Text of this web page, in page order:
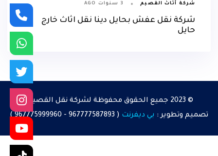
شركة أثاث القصيم 3 سنوات AGO
شركة نقل عفش بحايل دينا نقل اثاث خارج
حايل
© 2023 جميع الحقوق محفوظة لشركة نقل القصيم.
تصميم وتطوير : بي ديفرنت (
967777587893
-
967775999960
)